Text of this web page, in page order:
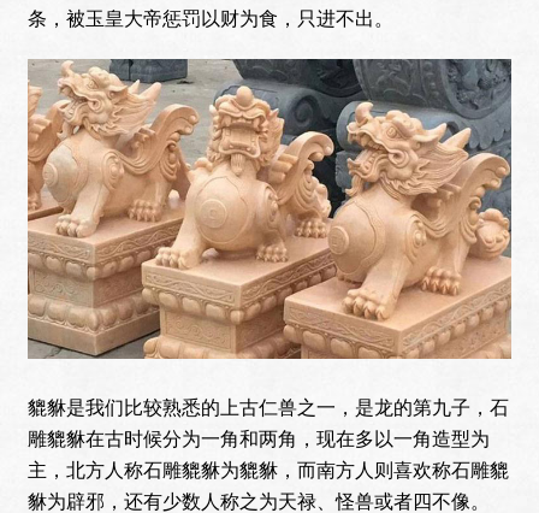
条，被玉皇大帝惩罚以财为食，只进不出。
貔貅是我们比较熟悉的上古仁兽之一，是龙的第九子，石
雕貔貅在古时候分为一角和两角，现在多以一角造型为
主，北方人称石雕貔貅为貔貅，而南方人则喜欢称石雕貔
貅为辟邪，还有少数人称之为天禄、怪兽或者四不像。